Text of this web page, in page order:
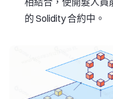
的 Solidity 合約中。